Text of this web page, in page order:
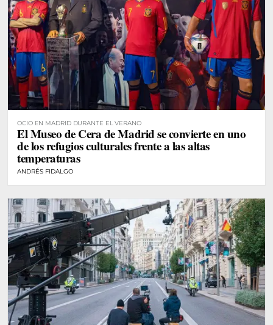
OCIO EN MADRID DURANTE EL VERANO
El Museo de Cera de Madrid se convierte en uno
de los refugios culturales frente a las altas
temperaturas
ANDRÉS FIDALGO